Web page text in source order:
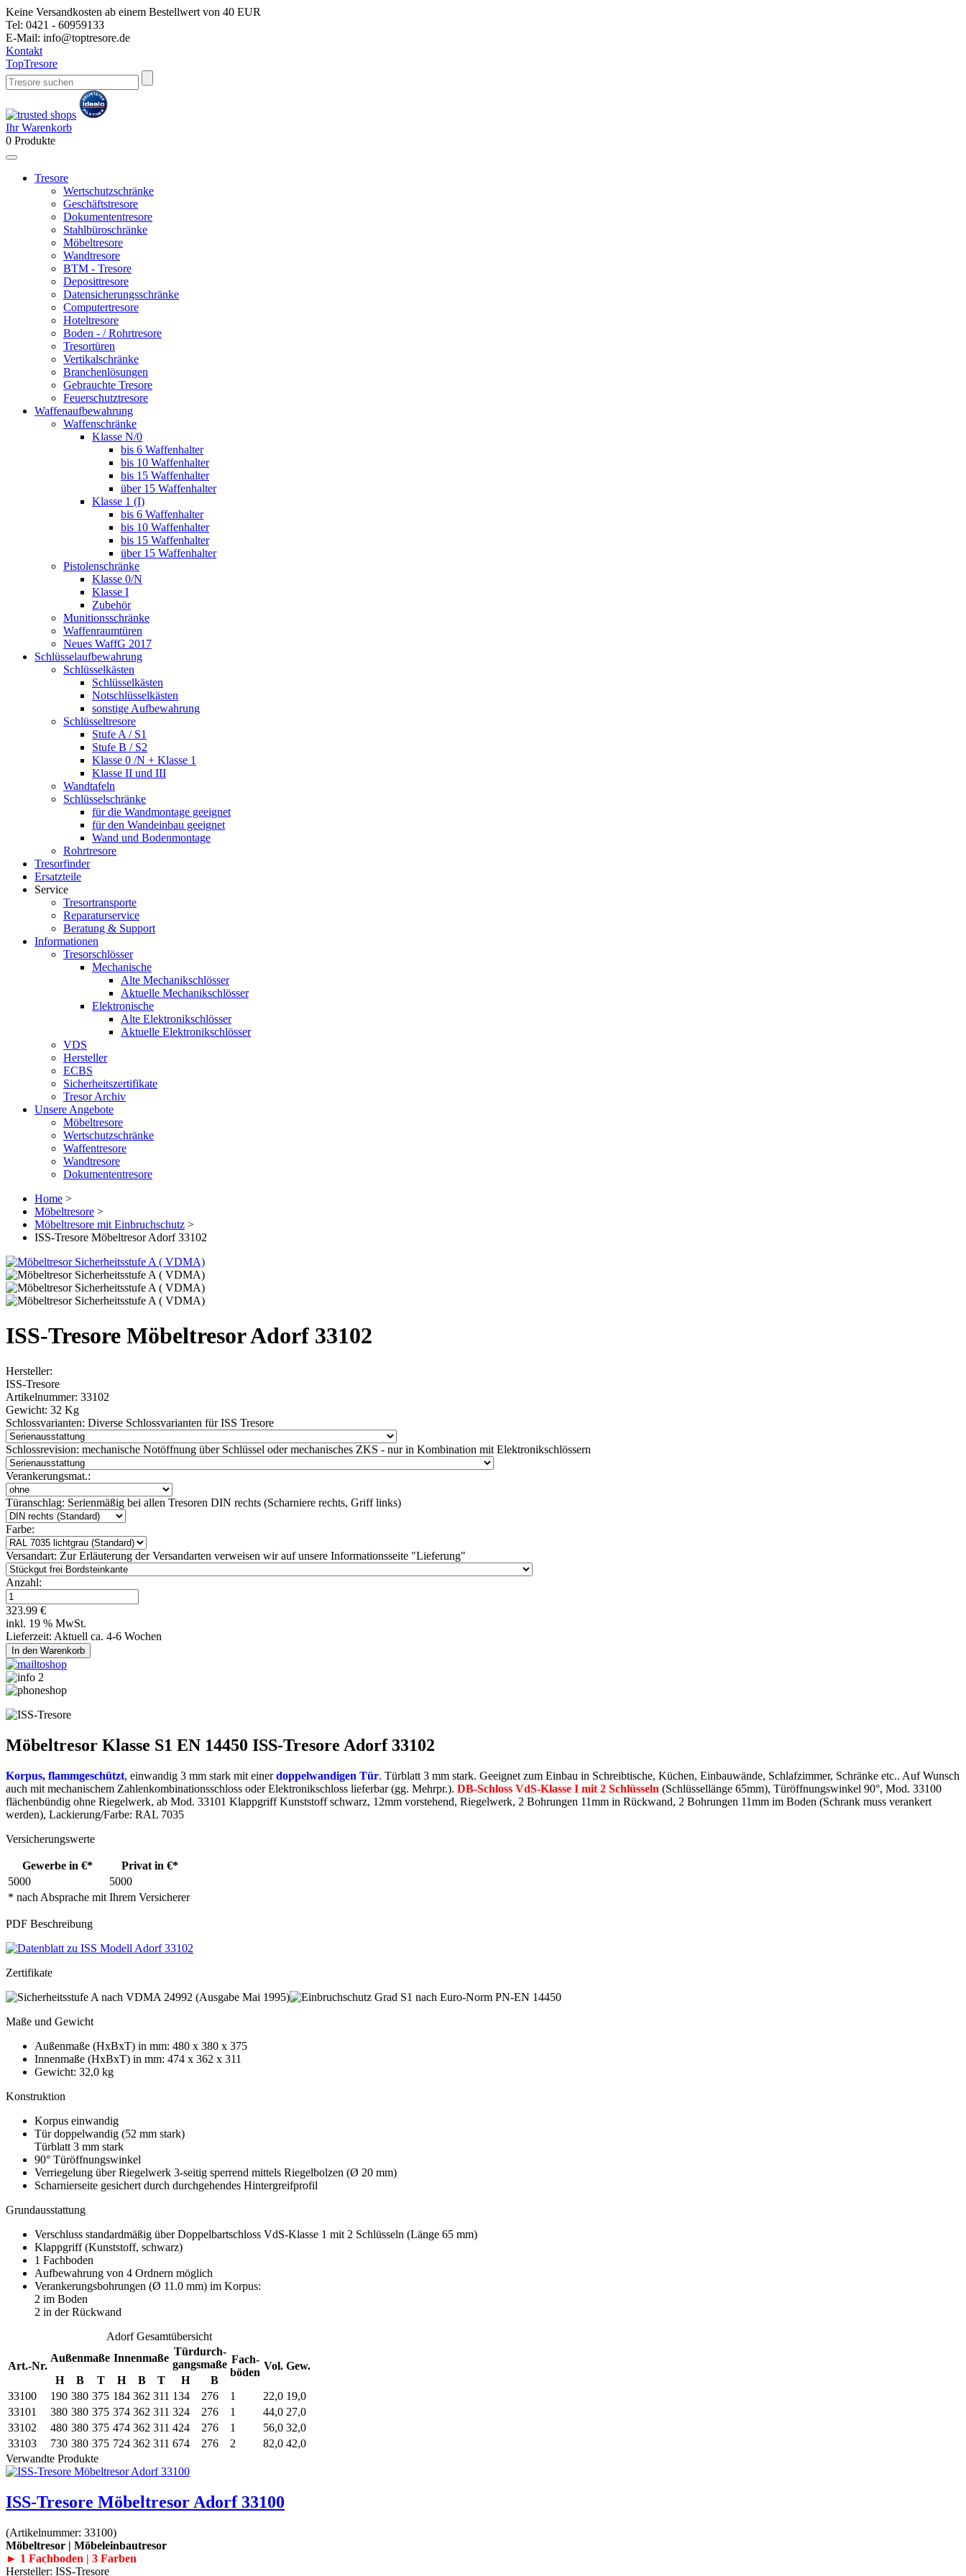
Keine Versandkosten ab einem Bestellwert von 40 EUR
Tel: 0421 - 60959133
E-Mail: info@toptresore.de
Kontakt
TopTresore
Ihr Warenkorb
0 Produkte
Tresore
Wertschutzschränke
Geschäftstresore
Dokumententresore
Stahlbüroschränke
Möbeltresore
Wandtresore
BTM - Tresore
Deposittresore
Datensicherungsschränke
Computertresore
Hoteltresore
Boden - / Rohrtresore
Tresortüren
Vertikalschränke
Branchenlösungen
Gebrauchte Tresore
Feuerschutztresore
Waffenaufbewahrung
Waffenschränke
Klasse N/0
bis 6 Waffenhalter
bis 10 Waffenhalter
bis 15 Waffenhalter
über 15 Waffenhalter
Klasse 1 (I)
bis 6 Waffenhalter
bis 10 Waffenhalter
bis 15 Waffenhalter
über 15 Waffenhalter
Pistolenschränke
Klasse 0/N
Klasse I
Zubehör
Munitionsschränke
Waffenraumtüren
Neues WaffG 2017
Schlüsselaufbewahrung
Schlüsselkästen
Schlüsselkästen
Notschlüsselkästen
sonstige Aufbewahrung
Schlüsseltresore
Stufe A / S1
Stufe B / S2
Klasse 0 /N + Klasse 1
Klasse II und III
Wandtafeln
Schlüsselschränke
für die Wandmontage geeignet
für den Wandeinbau geeignet
Wand und Bodenmontage
Rohrtresore
Tresorfinder
Ersatzteile
Service
Tresortransporte
Reparaturservice
Beratung & Support
Informationen
Tresorschlösser
Mechanische
Alte Mechanikschlösser
Aktuelle Mechanikschlösser
Elektronische
Alte Elektronikschlösser
Aktuelle Elektronikschlösser
VDS
Hersteller
ECBS
Sicherheitszertifikate
Tresor Archiv
Unsere Angebote
Möbeltresore
Wertschutzschränke
Waffentresore
Wandtresore
Dokumententresore
Home >
Möbeltresore >
Möbeltresore mit Einbruchschutz >
ISS-Tresore Möbeltresor Adorf 33102
ISS-Tresore Möbeltresor Adorf 33102
Hersteller:
ISS-Tresore
Artikelnummer: 33102
Gewicht: 32 Kg
Schlossvarianten: Diverse Schlossvarianten für ISS Tresore
Schlossrevision: mechanische Notöffnung über Schlüssel oder mechanisches ZKS - nur in Kombination mit Elektronikschlössern
Verankerungsmat.:
Türanschlag: Serienmäßig bei allen Tresoren DIN rechts (Scharniere rechts, Griff links)
Farbe:
Versandart: Zur Erläuterung der Versandarten verweisen wir auf unsere Informationsseite "Lieferung"
Anzahl:
323.99 €
inkl. 19 % MwSt.
Lieferzeit: Aktuell ca. 4-6 Wochen
Möbeltresor Klasse S1 EN 14450 ISS-Tresore Adorf 33102
Korpus, flammgeschützt, einwandig 3 mm stark mit einerdoppelwandigen Tür. Türblatt 3 mm stark. Geeignet zum Einbau in Schreibtische, Küchen, Einbauwände, Schlafzimmer, Schränke etc.. Auf Wunsch
auch mit mechanischem Zahlenkombinationsschloss oder Elektronikschloss lieferbar (gg. Mehrpr.). DB-Schloss VdS-Klasse I mit 2 Schlüsseln (Schlüssellänge 65mm), Türöffnungswinkel 90°, Mod. 33100
flächenbündig ohne Riegelwerk, ab Mod. 33101 Klappgriff Kunststoff schwarz, 12mm vorstehend, Riegelwerk, 2 Bohrungen 11mm in Rückwand, 2 Bohrungen 11mm im Boden (Schrank muss verankert
werden), Lackierung/Farbe: RAL 7035
Versicherungswerte
Gewerbe in €* Privat in €*
* nach Absprache mit Ihrem Versicherer
5000 5000
PDF Beschreibung
Zertifikate
Maße und Gewicht
Außenmaße (HxBxT) in mm: 480 x 380 x 375
Innenmaße (HxBxT) in mm: 474 x 362 x 311
Gewicht: 32,0 kg
Konstruktion
Korpus einwandig
Tür doppelwandig (52 mm stark)
Türblatt 3 mm stark
90° Türöffnungswinkel
Verriegelung über Riegelwerk 3-seitig sperrend mittels Riegelbolzen (Ø 20 mm)
Scharnierseite gesichert durch durchgehendes Hintergreifprofil
Grundausstattung
Verschluss standardmäßig über Doppelbartschloss VdS-Klasse 1 mit 2 Schlüsseln (Länge 65 mm)
Klappgriff (Kunststoff, schwarz)
1 Fachboden
Aufbewahrung von 4 Ordnern möglich
Verankerungsbohrungen (Ø 11.0 mm) im Korpus:
2 im Boden
2 in der Rückwand
Adorf Gesamtübersicht
Art.-Nr.
Außenmaße Innenmaße
Türdurch-
gangsmaße Fach-
böden
Vol. Gew.
H
B T H B T H
B
33100
190 380 375 184 362 311 134 276 1 22,0 19,0
33101
380 380 375 374 362 311 324 276 1 44,0 27,0
33102
480 380 375 474 362 311 424 276 1 56,0 32,0
33103
730 380 375 724 362 311 674 276 2 82,0 42,0
Verwandte Produkte
ISS-Tresore Möbeltresor Adorf 33100
(Artikelnummer: 33100)
Möbeltresor | Möbeleinbautresor
► 1 Fachboden | 3 Farben
Hersteller: ISS-Tresore